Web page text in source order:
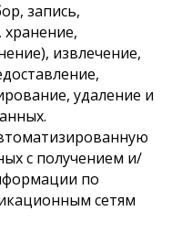
запись,
извлечение,
удаление и
с получением и/
по
сетям